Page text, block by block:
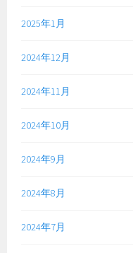
2025年1月
2024年12月
2024年11月
2024年10月
2024年9月
2024年8月
2024年7月